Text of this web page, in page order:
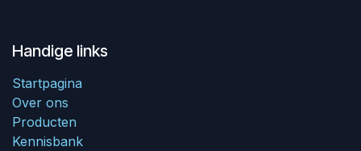
Handige links
Startpagina
Over ons
Producten
Kennisbank